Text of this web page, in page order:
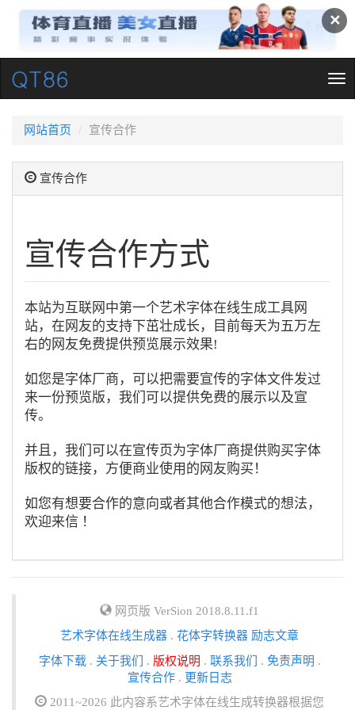
✕
网站首页 宣传合作
宣传合作
宣传合作方式
本站为互联网中第一个艺术字体在线生成工具网
站，在网友的支持下茁壮成长，目前每天为五万左
右的网友免费提供预览展示效果!
如您是字体厂商，可以把需要宣传的字体文件发过
来一份预览版，我们可以提供免费的展示以及宣
传。
并且，我们可以在宣传页为字体厂商提供购买字体
版权的链接，方便商业使用的网友购买！
如您有想要合作的意向或者其他合作模式的想法，
欢迎来信 ！
网页版 VerSion 2018.8.11.f1
艺术字体在线生成器 . 花体字转换器 励志文章
字体下载. 关于我们 . 版权说明 . 联系我们 . 免责声明 .
宣传合作. 更新日志
2011~2026 此内容系艺术字体在线生成转换器根据您